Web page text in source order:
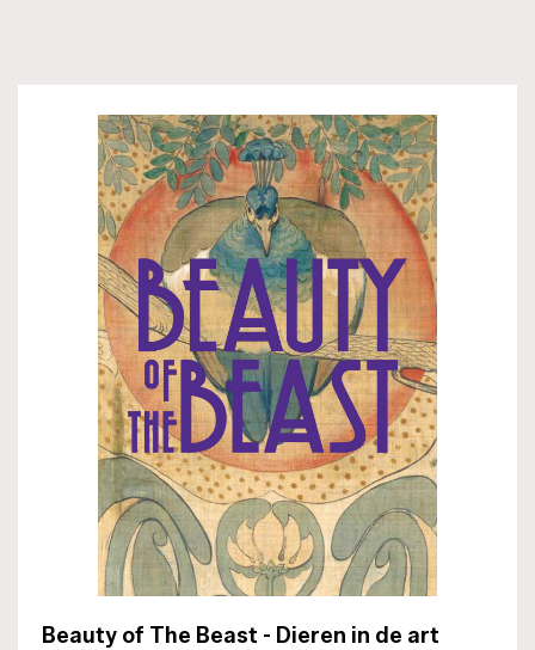
Beauty of The Beast - Dieren in de art